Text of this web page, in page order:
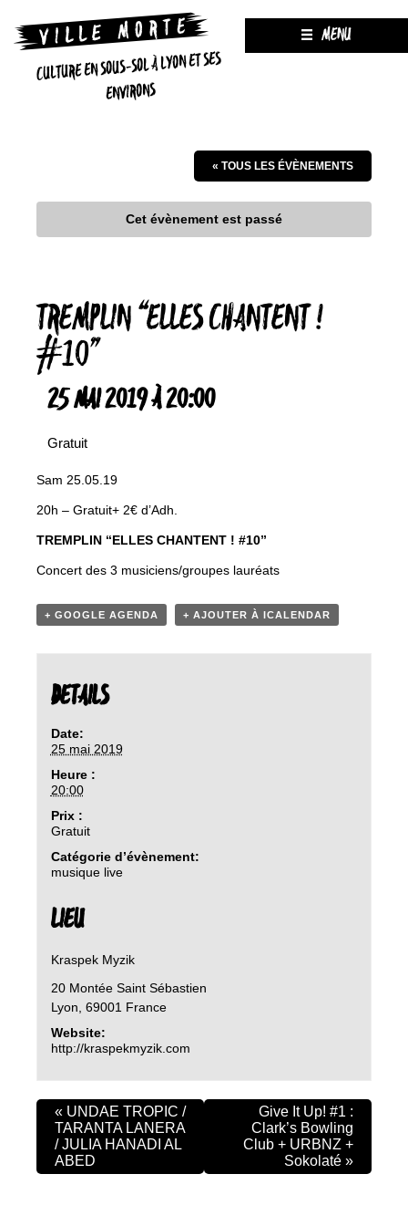
CULTURE EN SOUS-SOL À LYON ET SES
ENVIRONS
MENU
« TOUS LES ÉVÈNEMENTS
Cet évènement est passé
TREMPLIN ‘‘ELLES CHANTENT !
#10’’
25 MAI 2019 À 20:00
Gratuit
Sam 25.05.19
20h – Gratuit+ 2€ d’Adh.
TREMPLIN ‘‘ELLES CHANTENT ! #10’’
Concert des 3 musiciens/groupes lauréats
+ GOOGLE AGENDA + AJOUTER À ICALENDAR
DETAILS
Date:
25 mai 2019
Heure :
20:00
Prix :
Gratuit
Catégorie d’évènement:
musique live
LIEU
Kraspek Myzik
20 Montée Saint Sébastien
Lyon 69001 France
Website:
http://kraspekmyzik.com
« UNDAE TROPIC /
TARANTA LANERA
/ JULIA HANADI AL
ABED
Give It Up! #1 :
Clark’s Bowling
Club + URBNZ +
Sokolaté »